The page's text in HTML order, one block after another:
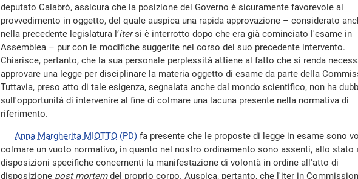
deputato Calabrò, assicura che la posizione del Governo è sicuramente favorevole al
provvedimento in oggetto, del quale auspica una rapida approvazione – considerato
nella precedente legislatura l’itersi è interrotto dopo che era già cominciato l'esame in
Assemblea – pur con le modifiche suggerite nel corso del suo precedente intervento.
Chiarisce, pertanto, che la sua personale perplessità attiene al fatto che si renda
approvare una legge per disciplinare la materia oggetto di esame da parte della
Tuttavia, preso atto di tale esigenza, segnalata anche dal mondo scientifico, non ha
sull'opportunità di intervenire al fine di colmare una lacuna presente nella normativa di
riferimento.
Anna Margherita MIOTTO (PD) fa presente che le proposte di legge in esame sono
colmare un vuoto normativo, in quanto nel nostro ordinamento sono assenti, allo stato
disposizioni specifiche concernenti la manifestazione di volontà in ordine all'atto di
disposizione post mortemdel proprio corpo. Auspica, pertanto, che l'iter in